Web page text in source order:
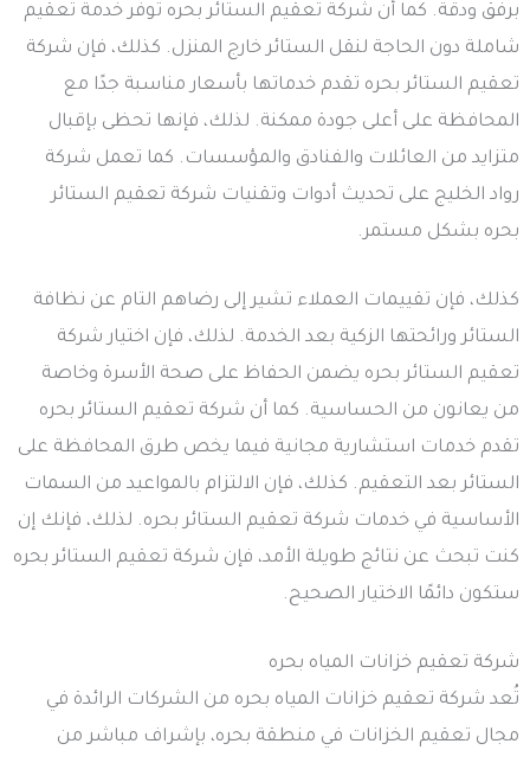
برفق ودقة. كما أن شركة تعقيم الستائر بحره توفر خدمة تعقيم
شاملة دون الحاجة لنقل الستائر خارج المنزل. كذلك، فإن شركة
تعقيم الستائر بحره تقدم خدماتها بأسعار مناسبة جدًا مع
المحافظة على أعلى جودة ممكنة. لذلك، فإنها تحظى بإقبال
متزايد من العائلات والفنادق والمؤسسات. كما تعمل شركة
رواد الخليج على تحديث أدوات وتقنيات شركة تعقيم الستائر
بحره بشكل مستمر.
كذلك، فإن تقييمات العملاء تشير إلى رضاهم التام عن نظافة
الستائر ورائحتها الزكية بعد الخدمة. لذلك، فإن اختيار شركة
تعقيم الستائر بحره يضمن الحفاظ على صحة الأسرة وخاصة
من يعانون من الحساسية. كما أن شركة تعقيم الستائر بحره
تقدم خدمات استشارية مجانية فيما يخص طرق المحافظة على
الستائر بعد التعقيم. كذلك، فإن الالتزام بالمواعيد من السمات
الأساسية في خدمات شركة تعقيم الستائر بحره. لذلك، فإنك إن
كنت تبحث عن نتائج طويلة الأمد، فإن شركة تعقيم الستائر بحره
ستكون دائمًا الاختيار الصحيح.
شركة تعقيم خزانات المياه بحره
تُعد شركة تعقيم خزانات المياه بحره من الشركات الرائدة في
مجال تعقيم الخزانات في منطقة بحره، بإشراف مباشر من